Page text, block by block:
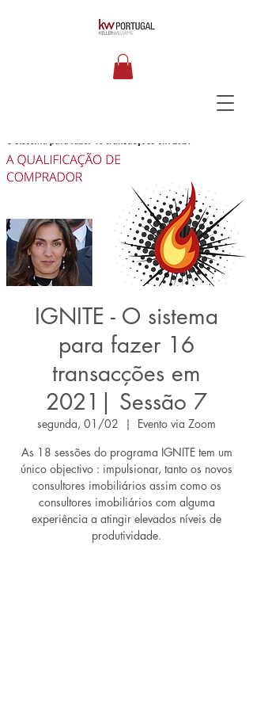
IGNITE - O sistema
para fazer 16
transacções em
2021| Sessão 7
segunda, 01/02
  |
Evento via Zoom
As 18 sessões do programa IGNITE tem um
único objectivo : impulsionar, tanto os novos
consultores imobiliários assim como os
consultores imobiliários com alguma
experiência a atingir elevados níveis de
produtividade.